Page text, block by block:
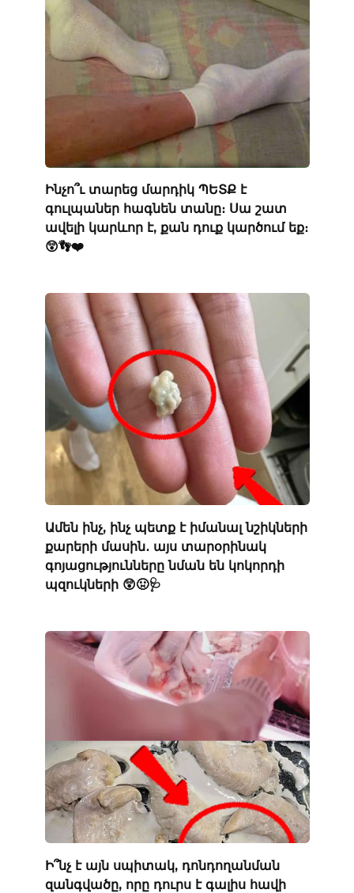
Ինչո՞ւ տարեց մարդիկ ՊԵՏՔ է
գուլպաներ հագնեն տանը։ Սա շատ
ավելի կարևոր է, քան դուք կարծում եք։
😲👣❤️
Ամեն ինչ, ինչ պետք է իմանալ նշիկների
քարերի մասին․ այս տարօրինակ
գոյացությունները նման են կոկորդի
պզուկների 😲🤢🩺
Ի՞նչ է այն սպիտակ, դոնդողանման
զանգվածը, որը դուրս է գալիս հավի